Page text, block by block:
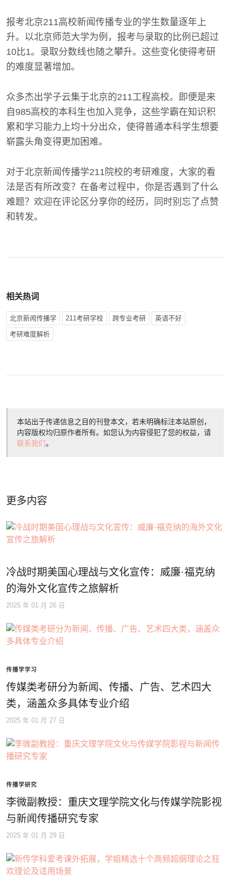
报考北京211高校新闻传播专业的学生数量逐年上
升。以北京师范大学为例，报考与录取的比例已超过
10比1。录取分数线也随之攀升。这些变化使得考研
的难度显著增加。
众多杰出学子云集于北京的211工程高校。即便是来
自985高校的本科生也加入竞争，这些学霸在知识积
累和学习能力上均十分出众，使得普通本科学生想要
崭露头角变得更加困难。
对于北京新闻传播学211院校的考研难度，大家的看
法是否有所改变？在备考过程中，你是否遇到了什么
难题？欢迎在评论区分享你的经历，同时别忘了点赞
和转发。
相关热词
北京新闻传播学 211考研学校 跨专业考研 英语不好
考研难度解析
本站出于传递信息之目的刊登本文，若未明确标注本站原创，
内容版权均归原作者所有。如您认为内容侵犯了您的权益，请
联系我们。
更多内容
冷战时期美国心理战与文化宣传：威廉·福克纳
的海外文化宣传之旅解析
2025 年 01 月 26 日
传播学学习
传媒类考研分为新闻、传播、广告、艺术四大
类，涵盖众多具体专业介绍
2025 年 01 月 27 日
传播学研究
李微副教授：重庆文理学院文化与传媒学院影视
与新闻传播研究专家
2025 年 01 月 29 日